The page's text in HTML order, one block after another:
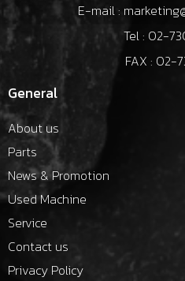
E-mail :
Tel : 02-
FAX : 02-
General
About us
Parts
News & Promotion
Used Machine
Service
Contact us
Privacy Policy